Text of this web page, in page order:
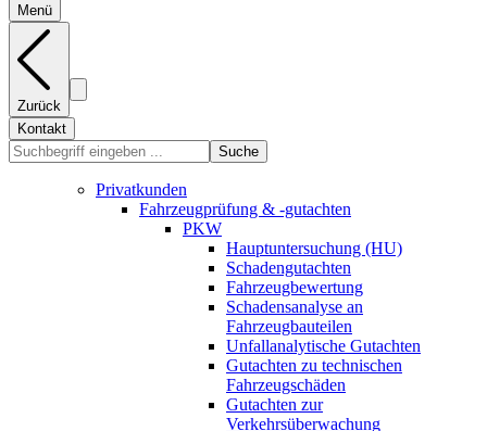
Menü
Zurück
Kontakt
Suche
Privatkunden
Fahrzeugprüfung & -gutachten
PKW
Hauptuntersuchung (HU)
Schadengutachten
Fahrzeugbewertung
Schadensanalyse an
Fahrzeugbauteilen
Unfallanalytische Gutachten
Gutachten zu technischen
Fahrzeugschäden
Gutachten zur
Verkehrsüberwachung